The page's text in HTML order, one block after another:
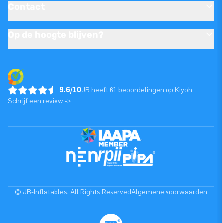
9.6/10JB heeft 61 beoordelingen op Kiyoh
Schrijf een review ->
© JB-Inflatables. All Rights ReservedAlgemene voorwaarden